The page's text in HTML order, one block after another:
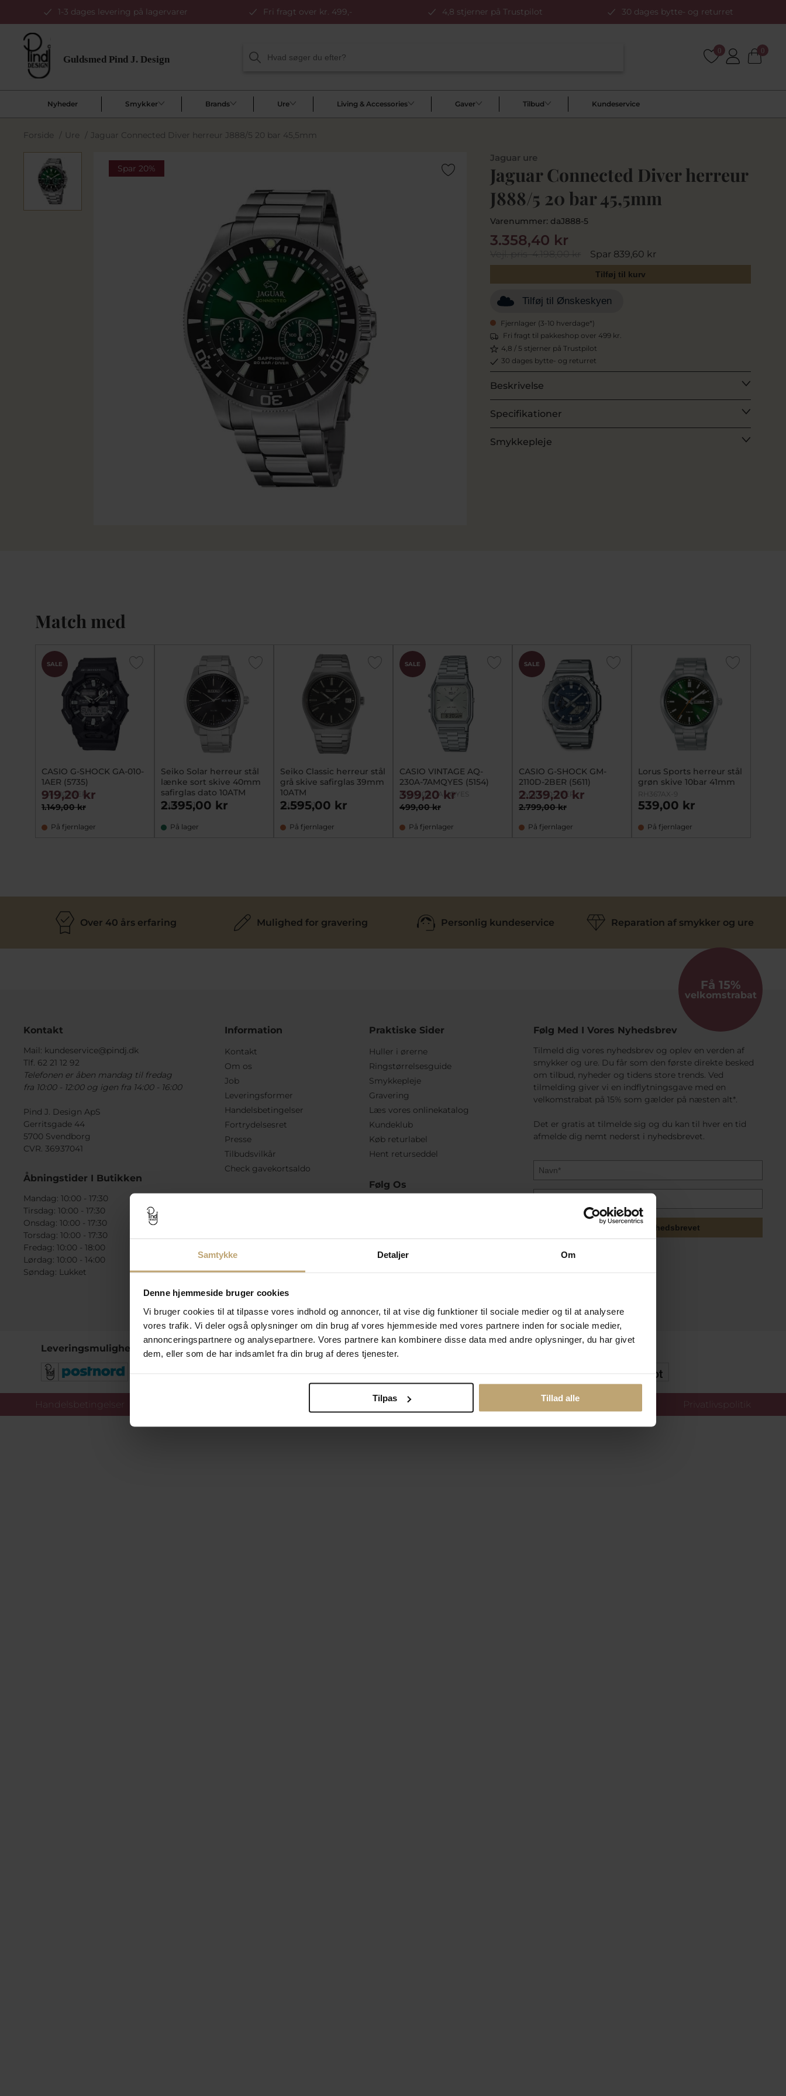
Samtykke Detaljer Om
Denne hjemmeside bruger cookies
Vi bruger cookies til at tilpasse vores indhold og annoncer, til at vise dig funktioner til sociale medier og til at analysere
vores trafik. Vi deler også oplysninger om din brug af vores hjemmeside med vores partnere inden for sociale medier,
annonceringspartnere og analysepartnere. Vores partnere kan kombinere disse data med andre oplysninger, du har givet
dem, eller som de har indsamlet fra din brug af deres tjenester.
Tilpas Tillad alle
1-3 dages levering på lagervarer Fri fragt over kr. 499,- 4,8 stjerner på Trustpilot 30 dages bytte- og returret
0 0
Nyheder Smykker Brands Ure Living & Accessories Gaver Tilbud Kundeservice
Forside / Ure / Jaguar Connected Diver herreur J888/5 20 bar 45,5mm
Spar 20%
Jaguar ure
Jaguar Connected Diver herreur
J888/5 20 bar 45,5mm
Varenummer: daJ888-5
Vejl. pris4.198,00 kr Spar 839,60 kr
3.358,40 kr
Tilføj til kurv
Tilføj til Ønskeskyen
Fjernlager (3-10 hverdage*)
Fri fragt til pakkeshop over 499 kr.
4,8 / 5 stjerner på Trustpilot
30 dages bytte- og returret
Beskrivelse
Specifikationer
Smykkepleje
Match med
SALE
CASIO G-SHOCK GA-010-
1AER (5735)
GA-010-1AER
1.149,00 kr
919,20 kr
På fjernlager
Seiko Solar herreur stål
lænke sort skive 40mm
safirglas dato 10ATM
SNE527P1
2.395,00 kr
På lager
Seiko Classic herreur stål
grå skive safirglas 39mm
10ATM
SUR557P1
2.595,00 kr
På fjernlager
SALE
CASIO VINTAGE AQ-
230A-7AMQYES (5154)
AQ-230A-7AMQYES
499,00 kr
399,20 kr
På fjernlager
SALE
CASIO G-SHOCK GM-
2110D-2BER (5611)
GM-2110D-2BER
2.799,00 kr
2.239,20 kr
På fjernlager
Lorus Sports herreur stål
grøn skive 10bar 41mm
RH367AX-9
539,00 kr
På fjernlager
Over 40 års erfaring Mulighed for gravering Personlig kundeservice Reparation af smykker og ure
Kontakt
Mail: kundeservice@pindj.dk
Tlf. 62 21 12 92
Telefonen er åben mandag til fredag
fra 10:00 - 12:00 og igen fra 14:00 - 16:00
Pind J. Design ApS
Gerritsgade 44
5700 Svendborg
CVR. 36937041
Åbningstider I Butikken
Mandag: 10:00 - 17:30
Tirsdag: 10:00 - 17:30
Onsdag: 10:00 - 17:30
Torsdag: 10:00 - 17:30
Fredag: 10:00 - 18:00
Lørdag: 10:00 - 14:00
Søndag: Lukket
Information
Kontakt
Om os
Job
Leveringsformer
Handelsbetingelser
Fortrydelsesret
Presse
Tilbudsvilkår
Check gavekortsaldo
Praktiske Sider
Huller i ørerne
Ringstørrelsesguide
Smykkepleje
Gravering
Læs vores onlinekatalog
Kundeklub
Køb returlabel
Hent returseddel
Følg Os
Få 15%
velkomstrabat
Følg Med I Vores Nyhedsbrev
Tilmeld dig vores nyhedsbrev og oplev en verden af
smykker og ure. Du får som den første direkte besked
om tilbud, nyheder og tidens store trends. Ved
tilmelding giver vi en indflytningsgave med en
velkomstrabat på 15% som gælder på næsten alt*.
Det er gratis at tilmelde sig og du kan til hver en tid
afmelde dig nemt nederst i nyhedsbrevet.
Tilmeld mig nyhedsbrevet
Leveringsmuligheder Betalingsmuligheder Sikker Og Tryg E-Handel
Handelsbetingelser Ændr cookie-indstillinger Privatlivspolitik